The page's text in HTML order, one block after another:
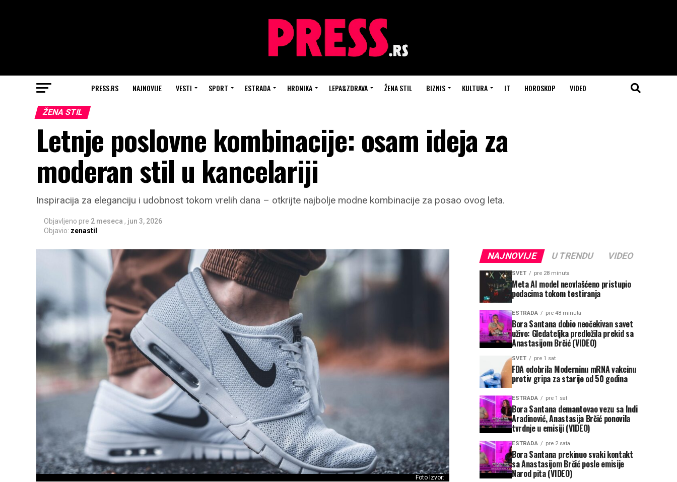
PRESS.RS NAJNOVIJE VESTI SPORT ESTRADA HRONIKA LEPA&ZDRAVA ŽENA STIL BIZNIS KULTURA IT HOROSKOP VIDEO
ŽENA STIL
Letnje poslovne kombinacije: osam ideja za
moderan stil u kancelariji
Inspiracija za eleganciju i udobnost tokom vrelih dana – otkrijte najbolje modne kombinacije za posao ovog leta.
Objavljeno pre 2 meseca , jun 3, 2026
Objavio: zenastil
Foto Izvor:
NAJNOVIJE U TRENDU VIDEO
SVET pre 28 minuta
Meta AI model neovlašćeno pristupio
podacima tokom testiranja
ESTRADA pre 48 minuta
Bora Santana dobio neočekivan savet
uživo: Gledateljka predložila prekid sa
Anastasijom Brčić (VIDEO)
SVET pre 1 sat
FDA odobrila Moderninu mRNA vakcinu
protiv gripa za starije od 50 godina
ESTRADA pre 1 sat
Bora Santana demantovao vezu sa Indi
Aradinović, Anastasija Brčić ponovila
tvrdnje u emisiji (VIDEO)
ESTRADA pre 2 sata
Bora Santana prekinuo svaki kontakt
sa Anastasijom Brčić posle emisije
Narod pita (VIDEO)